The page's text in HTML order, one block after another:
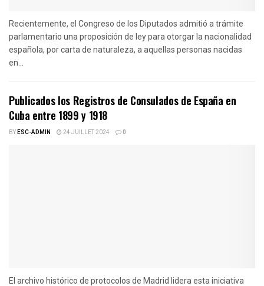
Recientemente, el Congreso de los Diputados admitió a trámite
parlamentario una proposición de ley para otorgar la nacionalidad
española, por carta de naturaleza, a aquellas personas nacidas
en...
Publicados los Registros de Consulados de España en
Cuba entre 1899 y 1918
BYESC-ADMIN 24 JUILLET 2024 0
El archivo histórico de protocolos de Madrid lidera esta iniciativa